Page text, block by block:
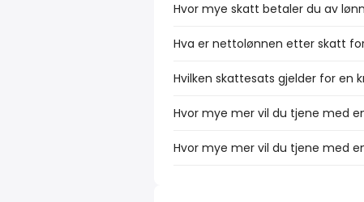
Hvor mye skatt betaler du av
Hva er nettolønnen etter skatt
Hvilken skattesats gjelder for en
Hvor mye mer vil du tjene med
Hvor mye mer vil du tjene med